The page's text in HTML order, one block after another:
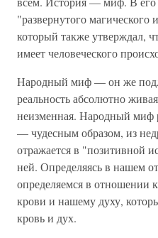
"развернутого
который также утверждал,
имеет человеческого
Народный миф — он же
реальность абсолютно
неизменная. Народный миф
— чудесным образом, из
отражается в "позитивной
ней. Определяясь в нашем
определяемся в отношении
крови и нашему духу,
кровь и дух.